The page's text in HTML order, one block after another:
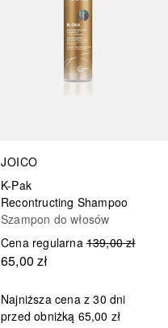
JOICO
K-Pak
Recontructing Shampoo
Szampon do włosów
Cena regularna 139,00 zł
65,00 zł
Najniższa cena z 30 dni
przed obniżką 65,00 zł